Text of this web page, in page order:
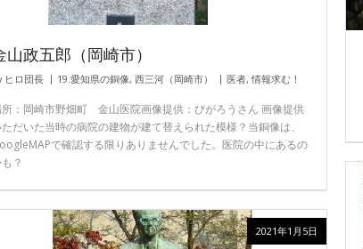
山政五郎（岡崎市）
ヒロ団長 19.愛知県の銅像, 西三河（岡崎市） 医者,情報求む！
：岡崎市野畑町 金山医院画像提供：びがろうさん 画像提供
だいた当時の病院の建物が建て替えられた模様？当銅像は、
で確認する限りありませんでした。医院の中にあるの
？
2021年1月5日